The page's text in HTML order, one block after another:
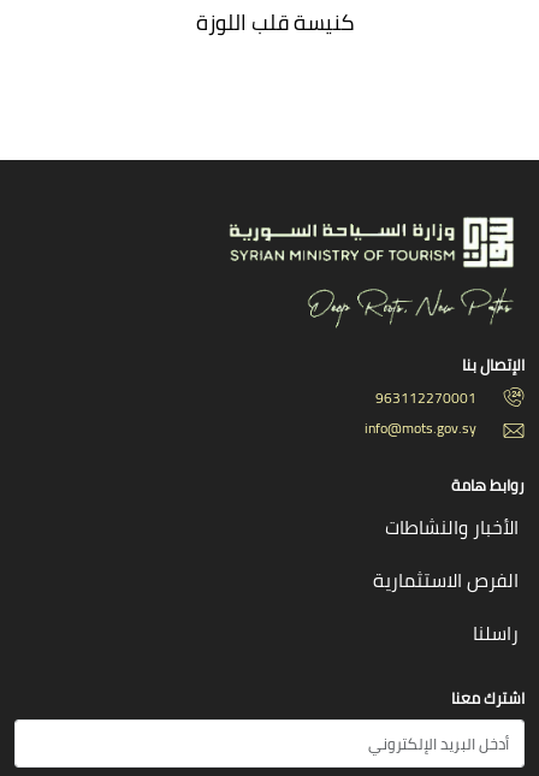
كنيسة قلب اللوزة
الإتصال بنا
963112270001
info@mots.gov.sy
روابط هامة
الأخبار والنشاطات
الفرص الاستثمارية
راسلنا
اشترك معنا